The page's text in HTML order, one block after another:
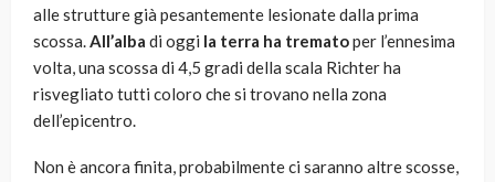
alle strutture già pesantemente lesionate dalla prima
scossa.All’alba di oggi la terra ha trematoper l’ennesima
volta, una scossa di 4,5 gradi della scala Richter ha
risvegliato tutti coloro che si trovano nella zona
dell’epicentro.
Non è ancora finita, probabilmente ci saranno altre scosse,